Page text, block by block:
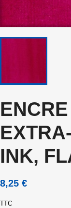
INK,
8,25 €
TTC